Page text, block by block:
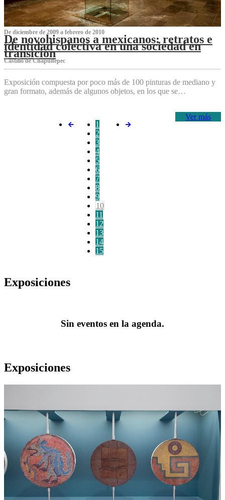
De diciembre de 2009 a febrero de 2010
De novohispanos a mexicanos: retratos e
identidad colectiva en una sociedad en
transición
Castillo de Chapultepec
Exposición compuesta por poco más de 100 pinturas de mediano y
gran formato, además de algunos objetos, en los que se…
Ver más
1
2
3
4
5
6
7
8
9
10
11
12
13
14
15
Exposiciones
Sin eventos en la agenda.
Exposiciones